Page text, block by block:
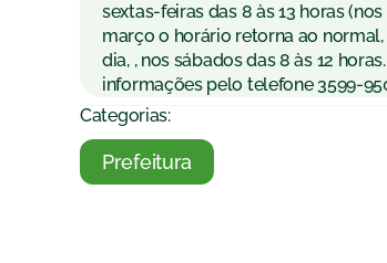
sextas-feiras das 8 às 13 horas
março o horário retorna ao
dia, , nos sábados das 8 às 12
informações pelo telefone 3599-
Categorias:
Prefeitura